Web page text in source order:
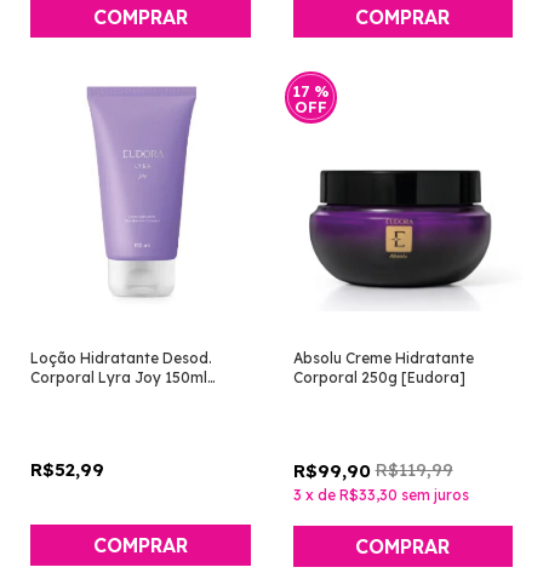
Loção Hidratante Desod.
Corporal Lyra Joy 150ml
R$52,99
17 %
OFF
Absolu Creme Hidratante
Corporal 250g [Eudora]
R$99,90 R$119,99
3 x de R$33,30 sem juros